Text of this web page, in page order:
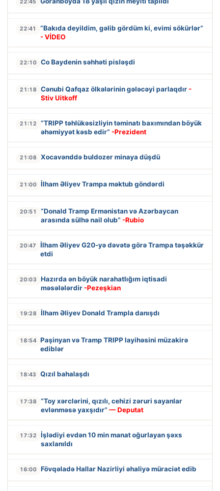
22:41
“Bakıda deyildim, gəlib gördüm ki, evimi sökürlər”
- VİDEO
22:10 Co Baydenin səhhəti pisləşdi
21:18 Cənubi Qafqaz ölkələrinin gələcəyi parlaqdır -
Stiv Uitkoff
21:12
“TRIPP təhlükəsizliyin təminatı baxımından böyük
əhəmiyyət kəsb edir” -Prezident
21:08 Xocavənddə buldozer minaya düşdü
21:00 İlham Əliyev Trampa məktub göndərdi
20:51
“Donald Tramp Ermənistan və Azərbaycan
arasında sülhə nail olub” -Rubio
20:47
İlham Əliyev G20-yə dəvətə görə Trampa təşəkkür
etdi
20:03
Hazırda ən böyük narahatlığım iqtisadi
məsələlərdir -Pezeşkian
19:28 İlham Əliyev Donald Trampla danışdı
18:54 Paşinyan və Tramp TRIPP layihəsini müzakirə
ediblər
18:43 Qızıl bahalaşdı
17:38
“Toy xərclərini, qızılı, cehizi zəruri sayanlar
evlənməsə yaxşıdır” — Deputat
17:32
İşlədiyi evdən 10 min manat oğurlayan şəxs
saxlanıldı
16:00 Fövqəladə Hallar Nazirliyi əhaliyə müraciət edib